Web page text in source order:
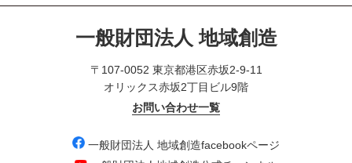
一般財団法人 地域創造
〒107-0052 東京都港区赤坂2-9-11
オリックス赤坂2丁目ビル9階
お問い合わせ一覧
一般財団法人 地域創造facebookページ